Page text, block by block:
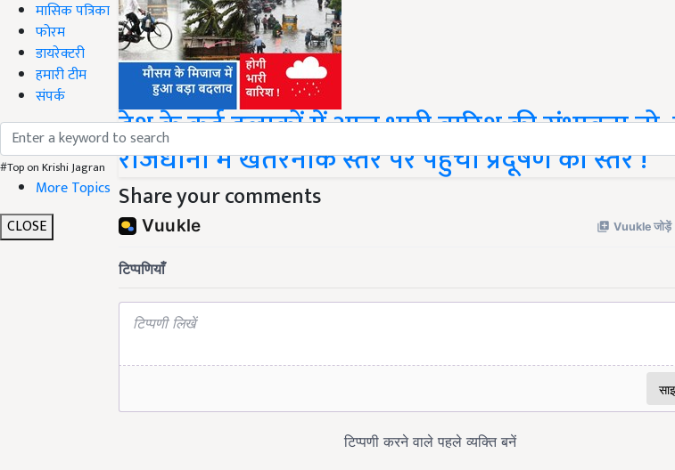
मासिक पत्रिका
फोरम
डायरेक्टरी
हमारी टीम
संपर्क
#Top on Krishi Jagran
More Topics
CLOSE
देश के कई इलाकों में आज भारी बारिश की संभावना तो,
राजधानी में खतरनाक स्तर पर पहुंचा प्रदूषण का स्तर !
Share your comments